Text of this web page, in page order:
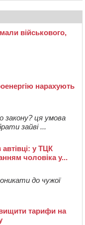
військового,
нарахують
закону? ця умова
зайві ...
у ТЦК
чоловіка у...
до чужої
тарифи на